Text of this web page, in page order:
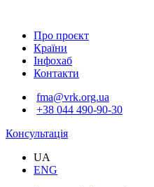
Про проєкт
Країни
Інфохаб
Контакти
fma@vrk.org.ua
+38 044 490-90-30
Консультація
UA
ENG